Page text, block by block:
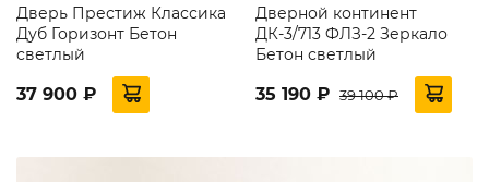
Дверь Престиж Классика
Дуб Горизонт Бетон
светлый
37 900 ₽
Дверной континент
ДК-3/713 ФЛЗ-2 Зеркало
Бетон светлый
35 190 ₽ 39 100 ₽